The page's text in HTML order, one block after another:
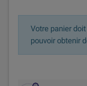
Votre panier
pouvoir obtenir